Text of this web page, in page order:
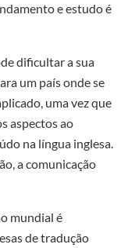
e estudo é
dificultar a sua
um país onde se
, uma vez que
aspectos ao
na língua inglesa.
a comunicação
mundial é
de tradução